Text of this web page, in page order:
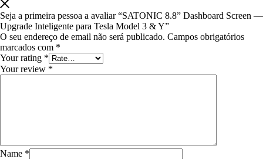
Seja a primeira pessoa a avaliar “SATONIC 8.8” Dashboard Screen —
Upgrade Inteligente para Tesla Model 3 & Y”
O seu endereço de email não será publicado. Campos obrigatórios
marcados com *
Your rating *
Your review *
Name *